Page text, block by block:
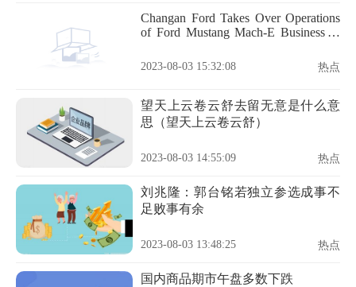
Changan Ford Takes Over Operations
of Ford Mustang Mach-E Business in
2023-08-03 15:32:08 热点
望天上云卷云舒去留无意是什么意
思（望天上云卷云舒）
2023-08-03 14:55:09 热点
刘兆隆：郭台铭若独立参选成事不
足败事有余
2023-08-03 13:48:25 热点
国内商品期市午盘多数下跌